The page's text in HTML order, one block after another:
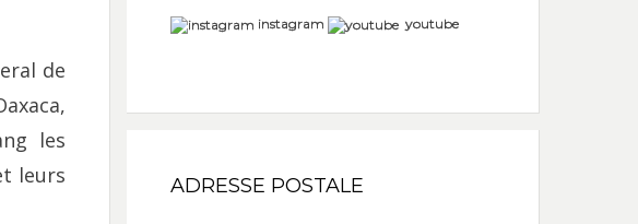
de
les
leurs
instagram
youtube
ADRESSE POSTALE